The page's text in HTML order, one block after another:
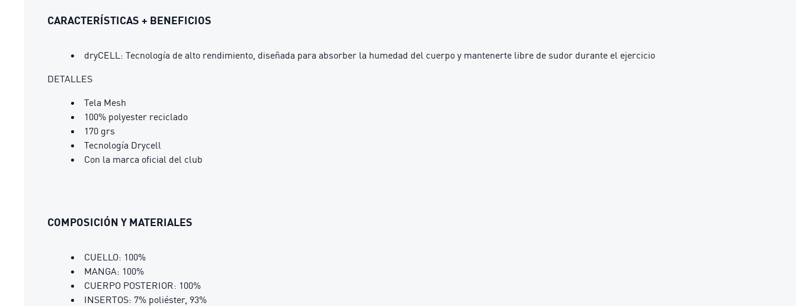
CARACTERÍSTICAS + BENEFICIOS
dryCELL: Tecnología de alto rendimiento, diseñada para absorber la humedad del cuerpo y mantenerte libre de sudor durante el ejercicio
DETALLES
Tela Mesh
100% polyester reciclado
170 grs
Tecnología Drycell
Con la marca oficial del club
COMPOSICIÓN Y MATERIALES
CUELLO: 100%
MANGA: 100%
CUERPO POSTERIOR: 100%
INSERTOS: 7% poliéster, 93%